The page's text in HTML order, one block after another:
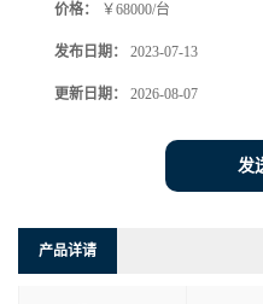
价格： ￥68000/台
发布日期： 2023-07-13
更新日期： 2026-08-07
发
产品详请